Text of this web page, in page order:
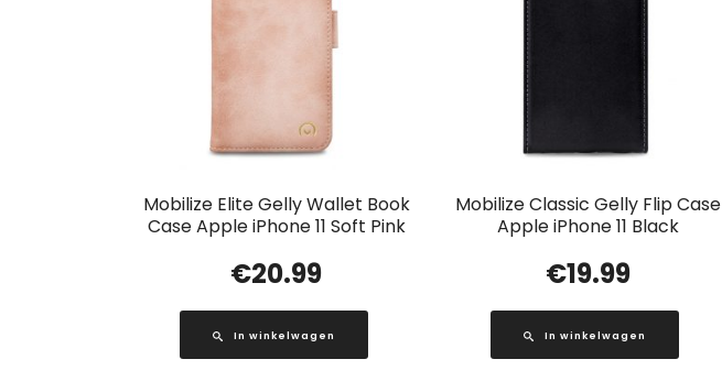
Mobilize Elite Gelly Wallet Book
Case Apple iPhone 11 Soft Pink
€20.99
In winkelwagen
Mobilize Classic Gelly Flip Case
Apple iPhone 11 Black
€19.99
In winkelwagen